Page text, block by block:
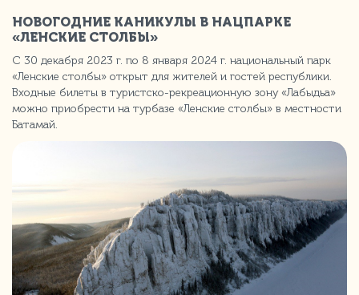
НОВОГОДНИЕ КАНИКУЛЫ В НАЦПАРКЕ
«ЛЕНСКИЕ СТОЛБЫ»
С 30 декабря 2023 г. по 8 января 2024 г. национальный парк
«Ленские столбы» открыт для жителей и гостей республики.
Входные билеты в туристско-рекреационную зону «Лабыдьа»
можно приобрести на турбазе «Ленские столбы» в местности
Батамай.